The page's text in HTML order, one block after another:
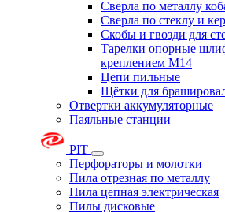
Сверла по металлу
Сверла по стеклу и
Скобы и гвозди для
Тарелки опорные
креплением М14
Цепи пильные
Щётки для
Отвертки аккумуляторные
Паяльные станции
PIT
Перфораторы и молотки
Пила отрезная по металлу
Пила цепная электрическая
Пилы дисковые